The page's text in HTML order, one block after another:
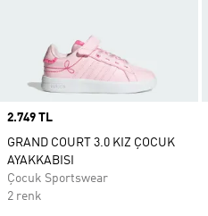
Price
2.749 TL
GRAND COURT 3.0 KIZ ÇOCUK
AYAKKABISI
Çocuk Sportswear
2 renk